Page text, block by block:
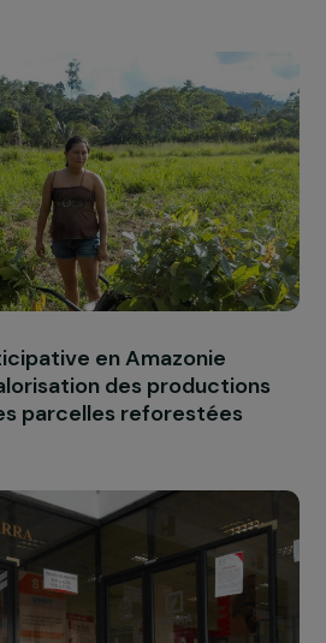
femmes et
équatorienne
en Amazonie
des productions
parcelles reforestées